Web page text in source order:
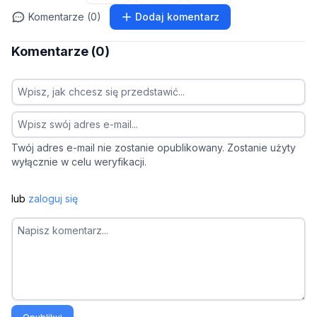
Komentarze (0) Dodaj komentarz
Komentarze (0)
Twój adres e-mail nie zostanie opublikowany. Zostanie użyty
wyłącznie w celu weryfikacji.
lub zaloguj się